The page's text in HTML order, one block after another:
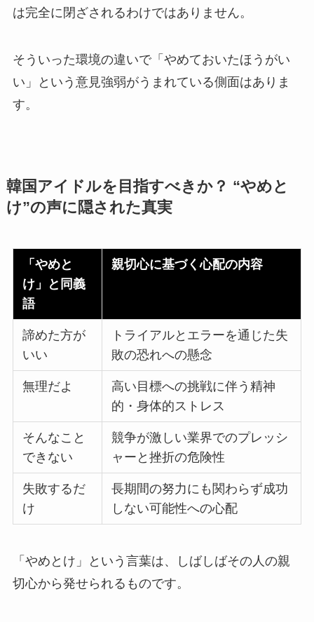
は完全に閉ざされるわけではありません。
そういった環境の違いで「やめておいたほうがい
い」という意見強弱がうまれている側面はありま
す。
韓国アイドルを目指すべきか？ “やめと
け”の声に隠された真実
「やめと
け」と同義
語
親切心に基づく心配の内容
諦めた方が
いい
トライアルとエラーを通じた失
敗の恐れへの懸念
無理だよ
高い目標への挑戦に伴う精神
的・身体的ストレス
そんなこと
できない
競争が激しい業界でのプレッシ
ャーと挫折の危険性
失敗するだ
け
長期間の努力にも関わらず成功
しない可能性への心配
「やめとけ」という言葉は、しばしばその人の親
切心から発せられるものです。